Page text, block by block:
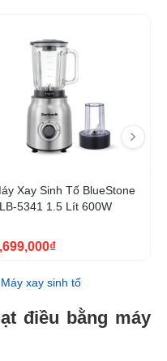
Xay Sinh Tố BlueStone
5341 1.5 Lít 600W
xay sinh tố
điều bằng máy